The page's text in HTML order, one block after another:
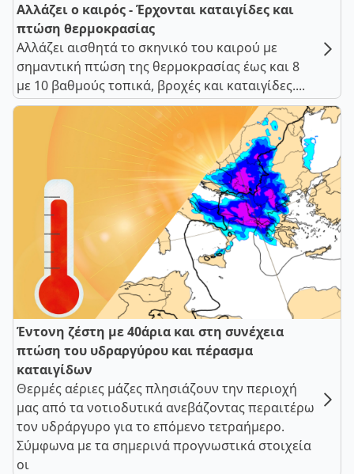
Αλλάζει ο καιρός - Έρχονται καταιγίδες και
πτώση θερμοκρασίας
Αλλάζει αισθητά το σκηνικό του καιρού με
σημαντική πτώση της θερμοκρασίας έως και 8
με 10 βαθμούς τοπικά, βροχές και καταιγίδες....
Έντονη ζέστη με 40άρια και στη συνέχεια
πτώση του υδραργύρου και πέρασμα
καταιγίδων
Θερμές αέριες μάζες πλησιάζουν την περιοχή
μας από τα νοτιοδυτικά ανεβάζοντας περαιτέρω
τον υδράργυρο για το επόμενο τετραήμερο.
Σύμφωνα με τα σημερινά προγνωστικά στοιχεία
οι